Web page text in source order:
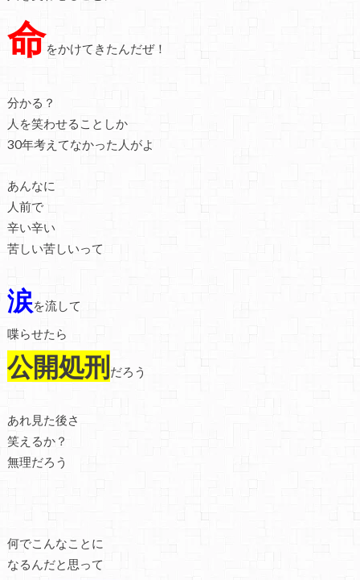
命をかけてきたんだぜ！
分かる？
人を笑わせることしか
30年考えてなかった人がよ
あんなに
人前で
辛い辛い
苦しい苦しいって
涙を流して
喋らせたら
公開処刑 だろう
あれ見た後さ
笑えるか？
無理だろう
何でこんなことに
なるんだと思って